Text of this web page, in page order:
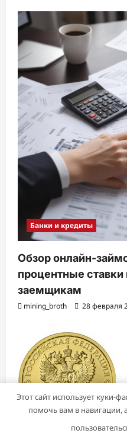
Банки и кредиты
Обзор онлайн-
процентные ставки
заемщикам
mining_broth 28 февраля
Этот сайт использует куки-
помочь вам в навигации,